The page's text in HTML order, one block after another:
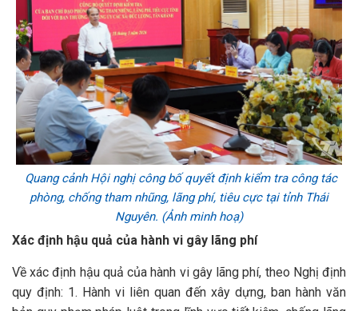
Quang cảnh Hội nghị công bố quyết định kiểm tra công tác
phòng, chống tham nhũng, lãng phí, tiêu cực tại tỉnh Thái
Nguyên. (Ảnh minh hoạ)
Xác định hậu quả của hành vi gây lãng phí
Về xác định hậu quả của hành vi gây lãng phí, theo Nghị định
quy định: 1. Hành vi liên quan đến xây dựng, ban hành văn